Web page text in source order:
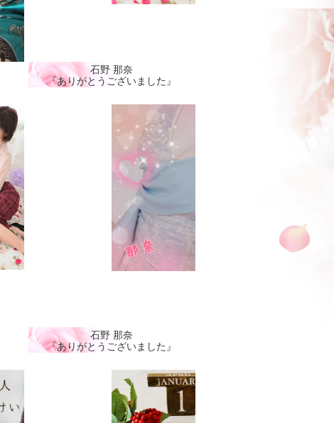
石野 那奈
『ありがとうございました』
石野 那奈
『ありがとうございました』